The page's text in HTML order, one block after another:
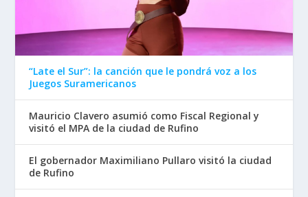
“Late el Sur”: la canción que le pondrá voz a los
Juegos Suramericanos
Mauricio Clavero asumió como Fiscal Regional y
visitó el MPA de la ciudad de Rufino
El gobernador Maximiliano Pullaro visitó la ciudad
de Rufino